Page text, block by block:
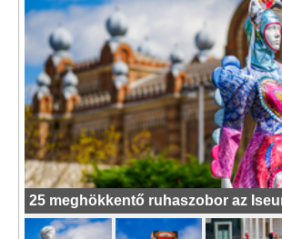
25 meghökkentő ruhaszobor az